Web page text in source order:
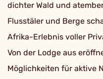
dichter Wald und
Flusstäler und Berge
Afrika-Erlebnis voller
Von der Lodge aus
Möglichkeiten für aktive